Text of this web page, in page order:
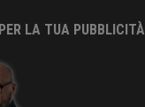
PER LA TUA PUBBLICITÀ